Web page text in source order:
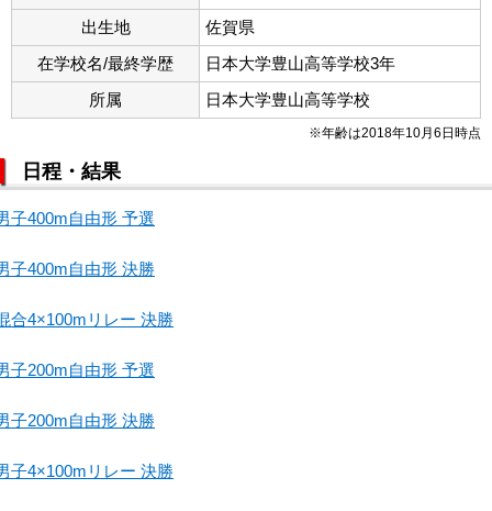
出生地
佐賀県
在学校名/最終学歴
日本大学豊山高等学校3年
所属
日本大学豊山高等学校
※年齢は2018年10月6日時点
日程・結果
子400m自由形 予選
子400m自由形 決勝
合4×100mリレー 決勝
子200m自由形 予選
子200m自由形 決勝
子4×100mリレー 決勝